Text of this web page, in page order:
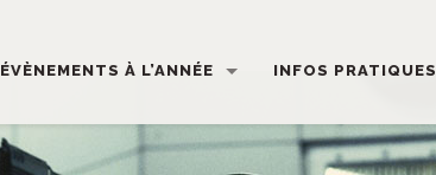
ÉVÈNEMENTS À L’ANNÉE INFOS PRATIQUES